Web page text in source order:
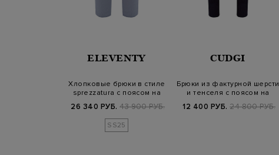
ELEVENTY
Хлопковые брюки в стиле
sprezzatura с поясом на
26 340 РУБ. 43 900 РУБ.
SS25
CUDGI
Брюки из фактурной шерсти
и тенселя с поясом на
12 400 РУБ. 24 800 РУБ.